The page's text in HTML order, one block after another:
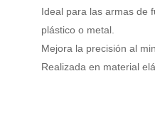
-
cantidad
Ideal para las armas de
plástico o metal.
Mejora la precisión al
Realizada en material